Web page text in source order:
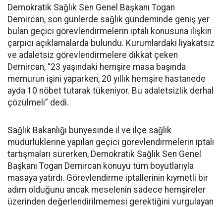
Demokratik Sağlık Sen Genel Başkanı Togan
Demircan, son günlerde sağlık gündeminde geniş yer
bulan geçici görevlendirmelerin iptali konusuna ilişkin
çarpıcı açıklamalarda bulundu. Kurumlardaki liyakatsiz
ve adaletsiz görevlendirmelere dikkat çeken
Demircan, “23 yaşındaki hemşire masa başında
memurun işini yaparken, 20 yıllık hemşire hastanede
ayda 10 nöbet tutarak tükeniyor. Bu adaletsizlik derhal
çözülmeli” dedi.
Sağlık Bakanlığı bünyesinde il ve ilçe sağlık
müdürlüklerine yapılan geçici görevlendirmelerin iptali
tartışmaları sürerken, Demokratik Sağlık Sen Genel
Başkanı Togan Demircan konuyu tüm boyutlarıyla
masaya yatırdı. Görevlendirme iptallerinin kıymetli bir
adım olduğunu ancak meselenin sadece hemşireler
üzerinden değerlendirilmemesi gerektiğini vurgulayan